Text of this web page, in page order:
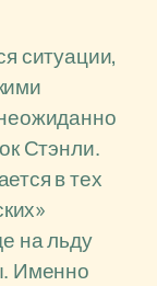
ситуации,
Стэнли.
в тех
на льду
Именно